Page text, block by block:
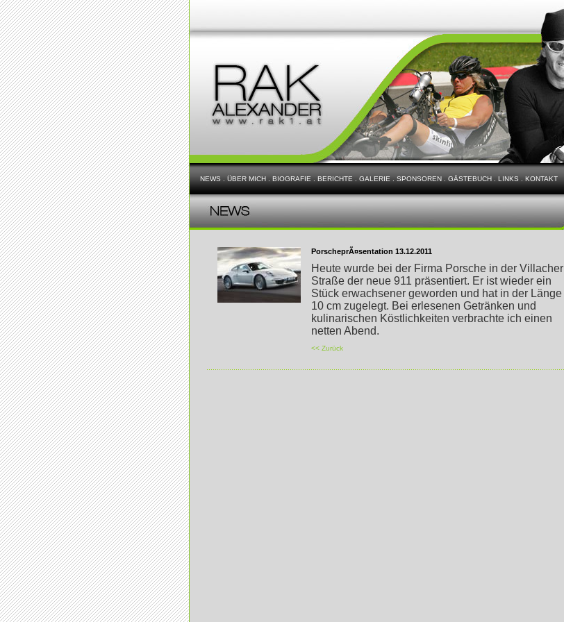
NEWS ÜBER MICH BIOGRAFIE BERICHTE GALERIE SPONSOREN GÄSTEBUCH LINKS KONTAKT
PorscheprÃ¤sentation 13.12.2011
Heute wurde bei der Firma Porsche in der Villacher
Straße der neue 911 präsentiert. Er ist wieder ein
Stück erwachsener geworden und hat in der Länge
10 cm zugelegt. Bei erlesenen Getränken und
kulinarischen Köstlichkeiten verbrachte ich einen
netten Abend.
<< Zurück